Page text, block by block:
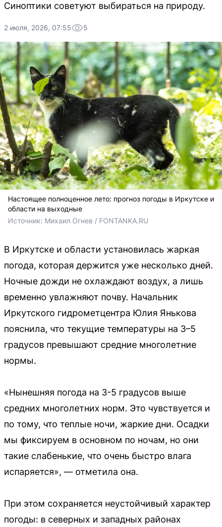
Синоптики советуют выбираться на природу.
2 июля, 2026, 07:55 5
Настоящее полноценное лето: прогноз погоды в Иркутске и
области на выходные
Источник: Михаил Огнев / FONTANKA.RU
В Иркутске и области установилась жаркая
погода, которая держится уже несколько дней.
Ночные дожди не охлаждают воздух, а лишь
временно увлажняют почву. Начальник
Иркутского гидрометцентра Юлия Янькова
пояснила, что текущие температуры на 3–5
градусов превышают средние многолетние
нормы.
«Нынешняя погода на 3-5 градусов выше
средних многолетних норм. Это чувствуется и
по тому, что теплые ночи, жаркие дни. Осадки
мы фиксируем в основном по ночам, но они
такие слабенькие, что очень быстро влага
испаряется», — отметила она.
При этом сохраняется неустойчивый характер
погоды: в северных и западных районах